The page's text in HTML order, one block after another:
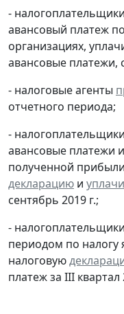
- налогоплательщики
авансовый платеж
организациях,
авансовые платежи,
- налоговые агенты
отчетного периода;
-
авансовые платежи
полученной
декларацию и
сентябрь 2019 г.;
-
периодом по налогу
налоговую
платеж за III квартал